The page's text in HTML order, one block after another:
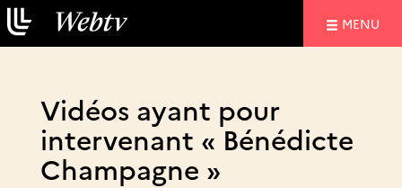
MENU
Vidéos ayant pour
intervenant « Bénédicte
Champagne »